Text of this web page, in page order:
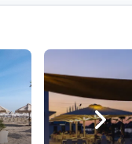
Sud di Pescara,
provincia di
in un
bellezza del mare
moderni.